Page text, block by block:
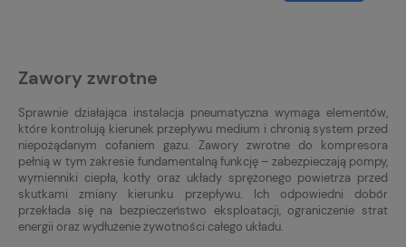
Zawory zwrotne
Sprawnie działająca instalacja pneumatyczna wymaga elementów,
które kontrolują kierunek przepływu medium i chronią system przed
niepożądanym cofaniem gazu. Zawory zwrotne do kompresora
pełnią w tym zakresie fundamentalną funkcję – zabezpieczają pompy,
wymienniki ciepła, kotły oraz układy sprężonego powietrza przed
skutkami zmiany kierunku przepływu. Ich odpowiedni dobór
przekłada się na bezpieczeństwo eksploatacji, ograniczenie strat
energii oraz wydłużenie żywotności całego układu.